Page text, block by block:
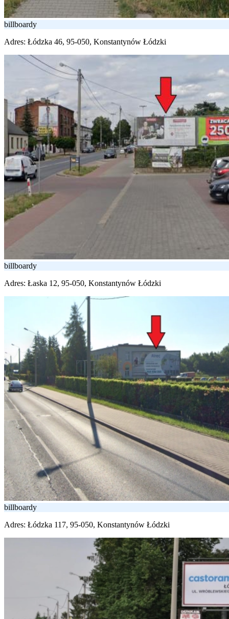
billboardy
Adres: Łódzka 46, 95-050, Konstantynów Łódzki
billboardy
Adres: Łaska 12, 95-050, Konstantynów Łódzki
billboardy
Adres: Łódzka 117, 95-050, Konstantynów Łódzki